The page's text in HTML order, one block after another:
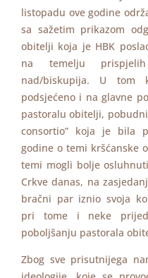
listopadu ove godine
sa sažetim prikazom
obitelji koja je HBK
na temelju
nad/biskupija. U tom
podsjećeno i na glavne
pastoralu obitelji,
consortio” koja je bila
godine o temi kršćanske
temi mogli bolje
Crkve danas, na
bračni par iznio svoja
pri tome i neke
poboljšanju pastorala
Zbog sve prisutnijega